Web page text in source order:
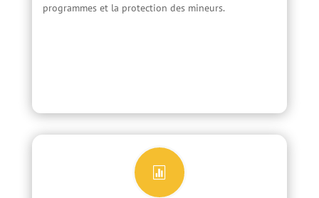
programmes et la protection des mineurs.
